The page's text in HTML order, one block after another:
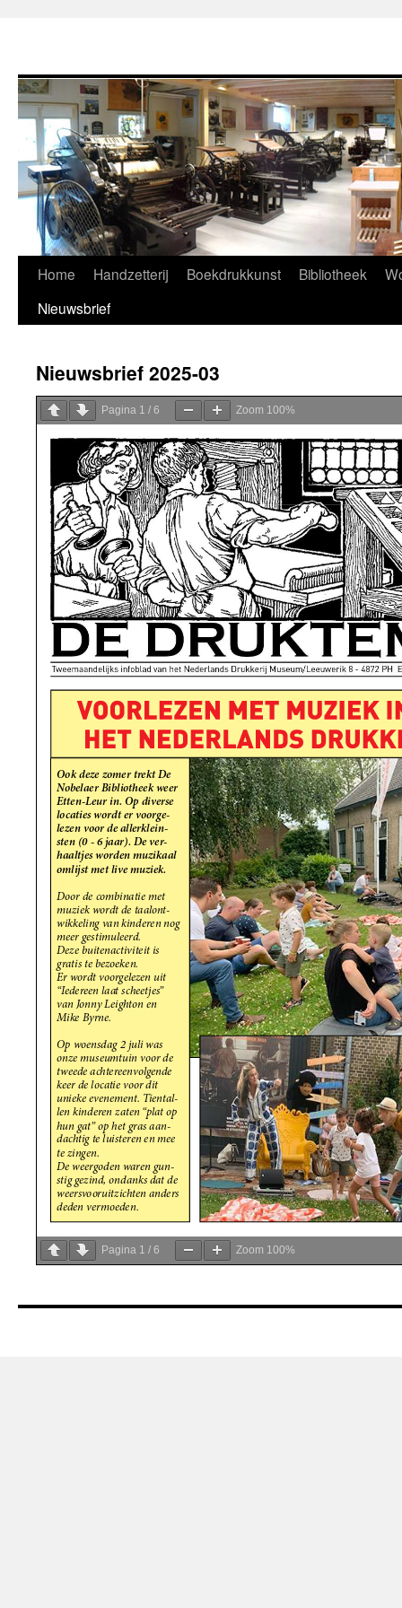
Home Handzetterij Boekdrukkunst Bibliotheek
Nieuwsbrief
Nieuwsbrief 2025-03
Pagina 1 / 6 Zoom 100%
Pagina 1 / 6 Zoom 100%